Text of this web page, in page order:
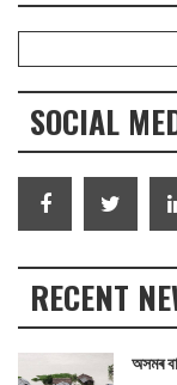
SOCIAL
RECENT
অসমৰ